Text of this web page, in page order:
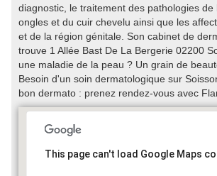
diagnostic, le traitement des pathologies de
ongles et du cuir chevelu ainsi que les
et de la région génitale. Son cabinet de
trouve 1 Allée Bast De La Bergerie 02200
une maladie de la peau ? Un grain de
Besoin d'un soin dermatologique sur
bon dermato : prenez rendez-vous avec
This page can't load Google Maps